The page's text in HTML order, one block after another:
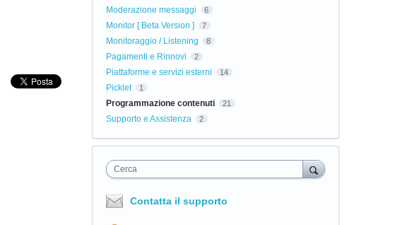
Moderazione messaggi 6
Monitor [ Beta Version ] 7
Monitoraggio / Listening 8
Pagamenti e Rinnovi 2
Piattaforme e servizi esterni 14
Picklet 1
Programmazione contenuti 21
Supporto e Assistenza 2
Cerca
Contatta il supporto